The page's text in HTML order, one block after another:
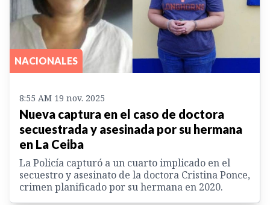
NACIONALES
8:55 AM 19 nov. 2025
Nueva captura en el caso de doctora
secuestrada y asesinada por su hermana
en La Ceiba
La Policía capturó a un cuarto implicado en el
secuestro y asesinato de la doctora Cristina Ponce,
crimen planificado por su hermana en 2020.